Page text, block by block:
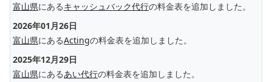
富山県にあるキャッシュバック代行の料金表を追加しました。
2026年01月26日
富山県にあるActingの料金表を追加しました。
2025年12月29日
富山県にあるあい代行の料金表を追加しました。